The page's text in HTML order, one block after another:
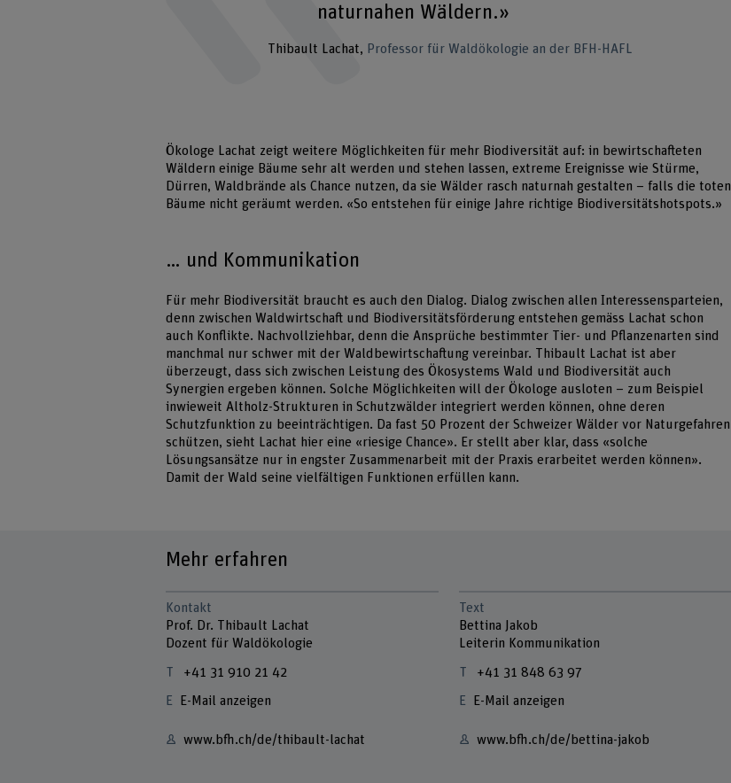
naturnahen Wäldern.»
Thibault Lachat Professor für Waldökologie an der BFH-HAFL
Ökologe Lachat zeigt weitere Möglichkeiten für mehr Biodiversität auf: in bewirtschafteten
Wäldern einige Bäume sehr alt werden und stehen lassen, extreme Ereignisse wie Stürme,
Dürren, Waldbrände als Chance nutzen, da sie Wälder rasch naturnah gestalten – falls die toten
Bäume nicht geräumt werden. «So entstehen für einige Jahre richtige Biodiversitätshotspots.»
… und Kommunikation
Für mehr Biodiversität braucht es auch den Dialog. Dialog zwischen allen Interessensparteien,
denn zwischen Waldwirtschaft und Biodiversitätsförderung entstehen gemäss Lachat schon
auch Konflikte. Nachvollziehbar, denn die Ansprüche bestimmter Tier- und Pflanzenarten sind
manchmal nur schwer mit der Waldbewirtschaftung vereinbar. Thibault Lachat ist aber
überzeugt, dass sich zwischen Leistung des Ökosystems Wald und Biodiversität auch
Synergien ergeben können. Solche Möglichkeiten will der Ökologe ausloten – zum Beispiel
inwieweit Altholz-Strukturen in Schutzwälder integriert werden können, ohne deren
Schutzfunktion zu beeinträchtigen. Da fast 50 Prozent der Schweizer Wälder vor Naturgefahren
schützen, sieht Lachat hier eine «riesige Chance». Er stellt aber klar, dass «solche
Lösungsansätze nur in engster Zusammenarbeit mit der Praxis erarbeitet werden können».
Damit der Wald seine vielfältigen Funktionen erfüllen kann.
Mehr erfahren
Kontakt
Prof. Dr. Thibault Lachat
Dozent für Waldökologie
+41 31 910 21 42
E-Mail anzeigen
www.bfh.ch/de/thibault-lachat
Text
Bettina Jakob
Leiterin Kommunikation
+41 31 848 63 97
E-Mail anzeigen
www.bfh.ch/de/bettina-jakob